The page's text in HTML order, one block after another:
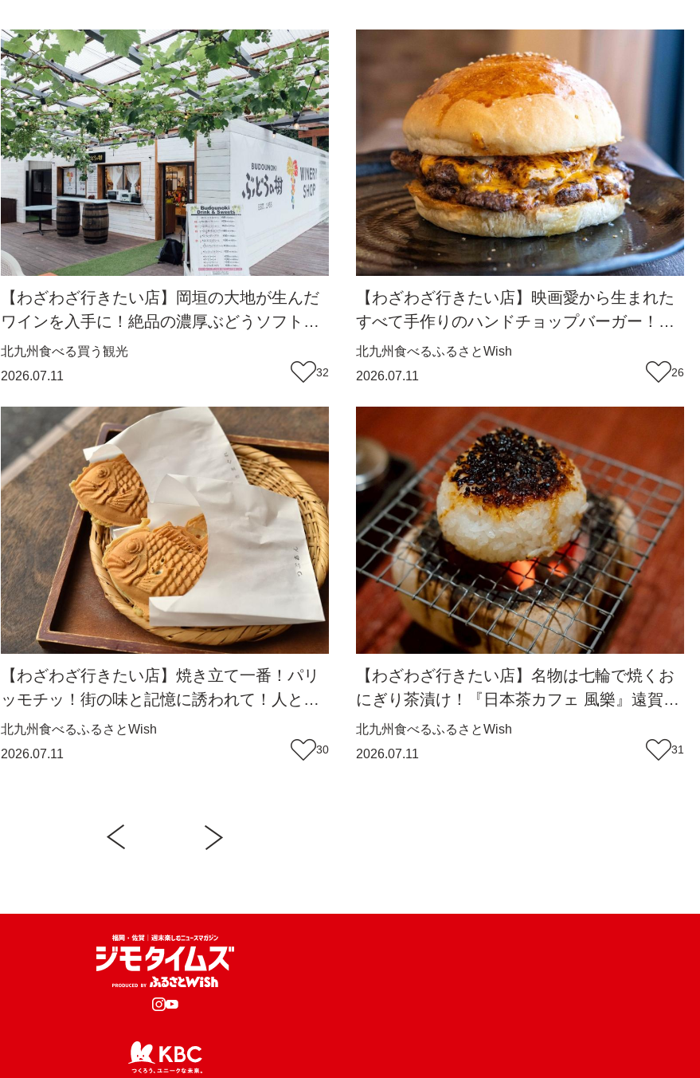
【わざわざ行きたい店】岡垣の大地が生んだ
ワインを入手に！絶品の濃厚ぶどうソフトク
リームも！森の中で特別なひと時を『ぶどう
の樹のワイナリー』（福岡・岡垣町）【まち
北九州食べる買う 観光
2026.07.11
32
【わざわざ行きたい店】映画愛から生まれた
すべて手作りのハンドチョップバーガー！自
家製の名物スイーツ岡垣シュー＆えびつなめ
らかプリンも人気『ニュルブルクリンク』
北九州食べるふるさとWish
2026.07.11
26
【わざわざ行きたい店】焼き立て一番！パリ
ッモチッ！街の味と記憶に誘われて！人と縁
が集まる小さなたいやきカフェ『あまねや』
（福岡・遠賀町）【まち歩き】
北九州食べるふるさとWish
2026.07.11
30
【わざわざ行きたい店】名物は七輪で焼くお
にぎり茶漬け！『日本茶カフェ 風樂』遠賀川
駅そばに広がる日本茶の奥深い世界（福岡・
遠賀町）【まち歩き】
北九州食べるふるさとWish
2026.07.11
31